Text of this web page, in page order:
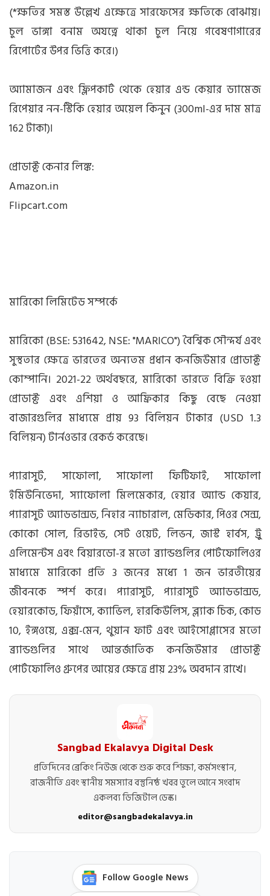
(*ক্ষতির সমস্ত উল্লেখ এক্ষেত্রে সারফেসের ক্ষতিকে বোঝায়।
চুল ভাঙ্গা বনাম অযত্নে থাকা চুল নিয়ে গবেষণাগারের
রিপোর্টের উপর ভিত্তি করে।)
অ্যামাজন এবং ফ্লিপকার্ট থেকে হেয়ার এন্ড কেয়ার ড্যামেজ
রিপেয়ার নন-স্টিকি হেয়ার অয়েল কিনুন (300ml-এর দাম মাত্র
162 টাকা)৷
প্রোডাক্ট কেনার লিঙ্ক:
Amazon.in
Flipcart.com
মারিকো লিমিটেড সম্পর্কে
মারিকো (BSE: 531642, NSE: "MARICO") বৈশ্বিক সৌন্দর্য এবং
সুস্থতার ক্ষেত্রে ভারতের অন্যতম প্রধান কনজিউমার প্রোডাক্ট
কোম্পানি। 2021-22 অর্থবছরে, মারিকো ভারতে বিক্রি হওয়া
প্রোডাক্ট এবং এশিয়া ও আফ্রিকার কিছু বেছে নেওয়া
বাজারগুলির মাধ্যমে প্রায় 93 বিলিয়ন টাকার (USD 1.3
বিলিয়ন) টার্নওভার রেকর্ড করেছে।
প্যারাসুট, সাফোলা, সাফোলা ফিটিফাই, সাফোলা
ইমিউনিভেদা, স্যাফোলা মিলমেকার, হেয়ার অ্যান্ড কেয়ার,
প্যারাসুট অ্যাডভান্সড, নিহার ন্যাচারাল, মেডিকার, পিওর সেন্স,
কোকো সোল, রিভাইভ, সেট ওয়েট, লিভন, জাস্ট হার্বস, ট্রু
এলিমেন্টস এবং বিয়ারডো-র মতো ব্র্যান্ডগুলির পোর্টফোলিওর
মাধ্যমে মারিকো প্রতি 3 জনের মধ্যে 1 জন ভারতীয়ের
জীবনকে স্পর্শ করে। প্যারাসুট, প্যারাসুট অ্যাডভান্সড,
হেয়ারকোড, ফিয়াঁসে, ক্যাভিল, হারকিউলিস, ব্ল্যাক চিক, কোড
10, ইঙ্গওয়ে, এক্স-মেন, থুয়ান ফাট এবং আইসোপ্লাসের মতো
ব্র্যান্ডগুলির সাথে আন্তর্জাতিক কনজিউমার প্রোডাক্ট
পোর্টফোলিও গ্রুপের আয়ের ক্ষেত্রে প্রায় 23% অবদান রাখে।
Sangbad Ekalavya Digital Desk
প্রতিদিনের ব্রেকিং নিউজ থেকে শুরু করে শিক্ষা, কর্মসংস্থান,
রাজনীতি এবং স্থানীয় সমস্যার বস্তুনিষ্ঠ খবর তুলে আনে সংবাদ
একলব্য ডিজিটাল ডেস্ক।
editor@sangbadekalavya.in
Follow Google News